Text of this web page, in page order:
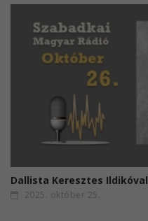
Dallista Keresztes Ildikóval
2025. október 25.